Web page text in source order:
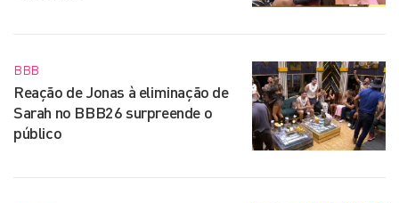
BBB
Reação de Jonas à eliminação de
Sarah no BBB26 surpreende o
público